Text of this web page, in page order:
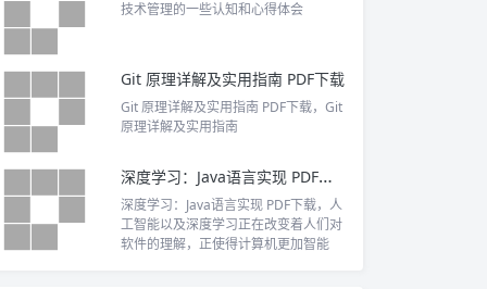
技术管理的一些认知和心得体会
Git 原理详解及实用指南 PDF下载
Git 原理详解及实用指南 PDF下载，Git
原理详解及实用指南
深度学习：Java语言实现 PDF下载
深度学习：Java语言实现 PDF下载，人
工智能以及深度学习正在改变着人们对
软件的理解，正使得计算机更加智能